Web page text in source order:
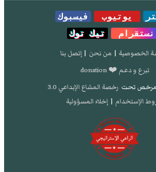
يوتيوب
فيسبوك
انستقرام
تيك توك
الخصوصية | من نحن | إتصل بنا
تبرع و دعم ❤️ donation
مرخص تحت رخصة المشاع الإبداعي 3.0
الإستخدام | إخلاء المسؤولية